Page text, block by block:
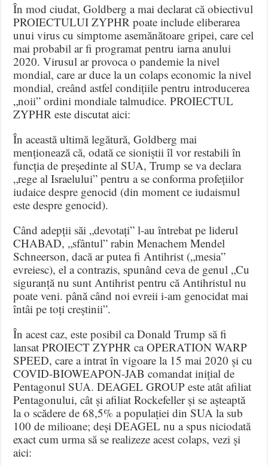
În mod ciudat, Goldberg a mai declarat că obiectivul
PROIECTULUI ZYPHR poate include eliberarea
unui virus cu simptome asemănătoare gripei, care cel
mai probabil ar fi programat pentru iarna anului
2020. Virusul ar provoca o pandemie la nivel
mondial, care ar duce la un colaps economic la nivel
mondial, creând astfel condițiile pentru introducerea
„noii” ordini mondiale talmudice. PROIECTUL
ZYPHR este discutat aici:
În această ultimă legătură, Goldberg mai
menționează că, odată ce sioniștii îl vor restabili în
funcția de președinte al SUA, Trump se va declara
„rege al Israelului” pentru a se conforma profețiilor
iudaice despre genocid (din moment ce iudaismul
este despre genocid).
Când adepții săi „devotați” l-au întrebat pe liderul
CHABAD, „sfântul” rabin Menachem Mendel
Schneerson, dacă ar putea fi Antihrist („mesia”
evreiesc), el a contrazis, spunând ceva de genul „Cu
siguranță nu sunt Antihrist pentru că Antihristul nu
poate veni. până când noi evreii i-am genocidat mai
întâi pe toți creștinii”.
În acest caz, este posibil ca Donald Trump să fi
lansat PROIECT ZYPHR ca OPERATION WARP
SPEED, care a intrat în vigoare la 15 mai 2020 și cu
COVID-BIOWEAPON-JAB comandat inițial de
Pentagonul SUA. DEAGEL GROUP este atât afiliat
Pentagonului, cât și afiliat Rockefeller și se așteaptă
la o scădere de 68,5% a populației din SUA la sub
100 de milioane; deși DEAGEL nu a spus niciodată
exact cum urma să se realizeze acest colaps, vezi și
aici: